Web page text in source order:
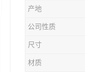
产地
公司性质
尺寸
材质